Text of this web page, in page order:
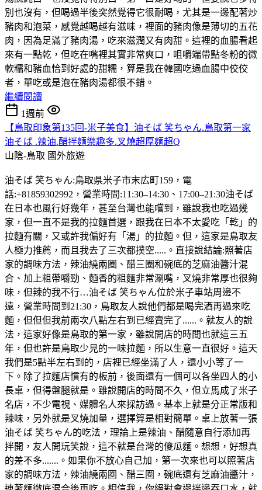
別也沒有，但喝過半後突然覺得它很耐喝，尤其是一邊配著炒
豬肉和泡菜，感覺越喝越有滋味，裡面的豬肉像是薄切的五花
肉，因為足滿了豬肉湯，吃來滋潤又有肉甜。這裡的血腸看起
來有一點乾，但吃在嘴裡其實非常爽口，咀嚼端帶點冬粉的微
軟糯和豬血恰到好處的甜糯，算是我在韓國吃過血腸中佼佼
者，單吃或是泡在豬肉湯都很不錯。
繼續閱讀
1週前
【鳥取印象第135回-米子美食】油そば 笑ちゃん.鳥取第一家
油そば .辣油.醋拌麵樂趣多.叉燒超厚麵超Q
山陰-鳥取 國外旅遊
油そば 笑ちゃん:鳥取県米子市末広町159，電
話:+81859302992，營業時間:11:30–14:30、17:00–21:30油そば
在日本也風行好幾年，甚至台灣也能嚐到，雖說我也吃過幾
家，但一直不是我的拉麵首選，跟我在日本不太愛吃「乾」的
拉麵有關，又或許我偏好有「湯」的拉麵。但，這家是鳥取友
人極力推薦，而且我去了三次都撲空.....。直接說結論:照著店
家的調味方法，辣油繞兩圈、醋三圈和碗底的芝麻油醬汁混
合、加上粗帶嚼勁、麵香的粗麵非常涮嘴，叉燒非常厚也很夠
味，但辣的我不行…油そば 笑ちゃん位於米子車站周邊不
遠，營業時間到21:30，鳥取友人說他們都是喝完酒再過來吃
麵，但但但我前兩次八點左右到已經賣完了......。就友人的說
法，這家好像是鳥取的第一家，雖說開店的時間也就這三五
年，但也許是鳥取少見的一味拉麵，所以生意一直很好。這天
我們是5點半左右到的，店裡已經坐滿了人，還小小等了一
下。除了拉麵店慣有的板前，後面還有一個可以各坐四人的小
長桌，但得盤腿就是。雖說開店的時間不久，但立馬成了米子
名店，不少電視、媒體名人來採訪過。基本上就是分正常版和
辣味，另外就是叉燒加量，選擇算是相對簡單。桌上放著一張
油そば 笑ちゃん的吃法，理論上是辣油、醋隨意自行添加再
拌開，友人開玩笑說，這不就是台灣的傻瓜麵。想想，好想真
的差不多.......。如果你不放心自己加，第一次來也可以照著店
家的調味方法，辣油繞兩圈、醋三圈，碗底還有芝麻油醬汁，